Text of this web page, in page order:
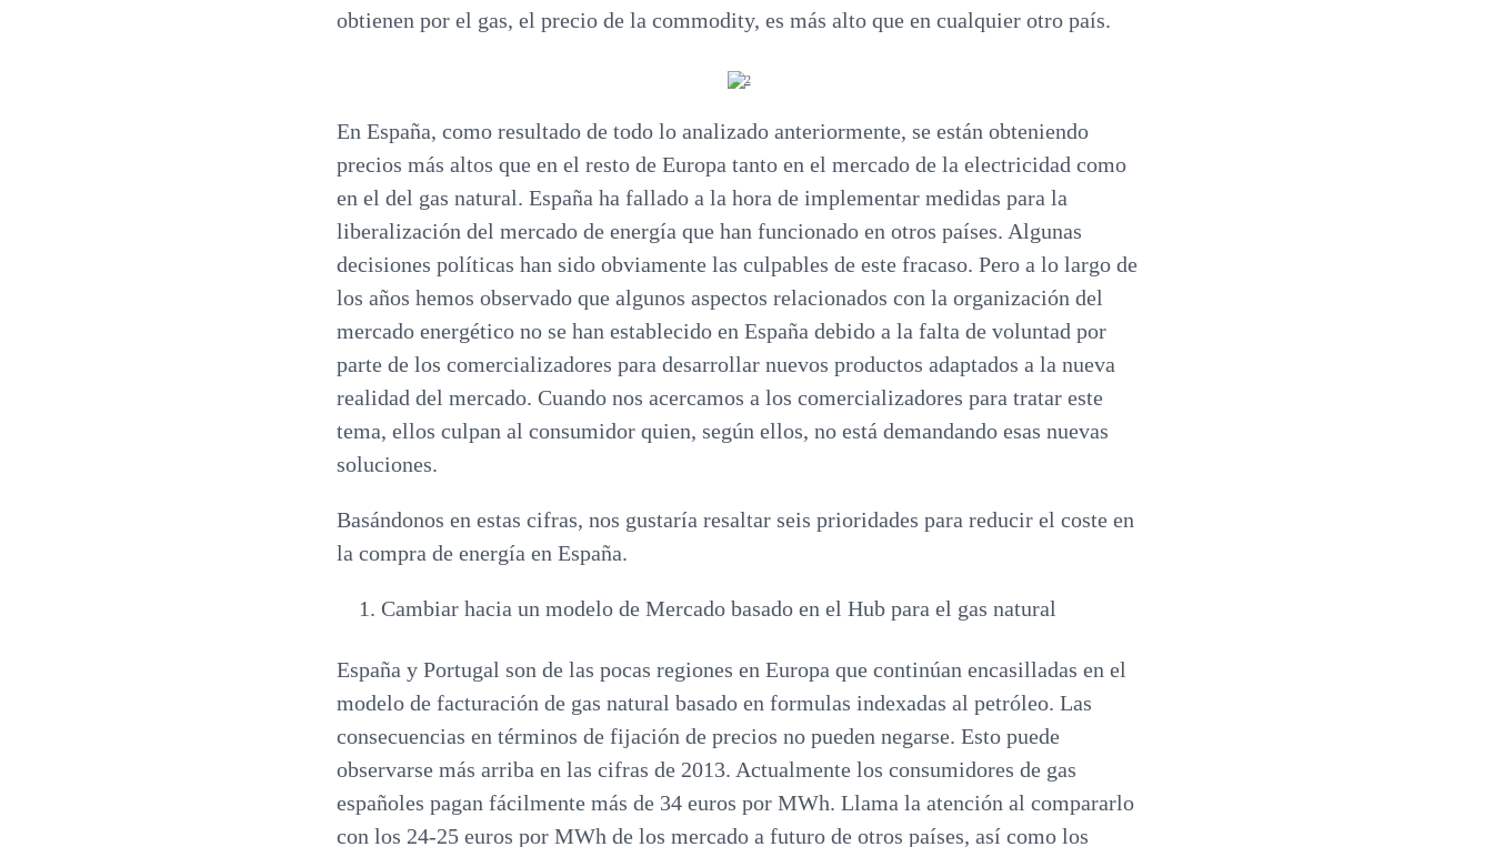
obtienen por el gas, el precio de la commodity, es más alto que en cualquier otro país.
En España, como resultado de todo lo analizado anteriormente, se están obteniendo
precios más altos que en el resto de Europa tanto en el mercado de la electricidad como
en el del gas natural. España ha fallado a la hora de implementar medidas para la
liberalización del mercado de energía que han funcionado en otros países. Algunas
decisiones políticas han sido obviamente las culpables de este fracaso. Pero a lo largo de
los años hemos observado que algunos aspectos relacionados con la organización del
mercado energético no se han establecido en España debido a la falta de voluntad por
parte de los comercializadores para desarrollar nuevos productos adaptados a la nueva
realidad del mercado. Cuando nos acercamos a los comercializadores para tratar este
tema, ellos culpan al consumidor quien, según ellos, no está demandando esas nuevas
soluciones.
Basándonos en estas cifras, nos gustaría resaltar seis prioridades para reducir el coste en
la compra de energía en España.
Cambiar hacia un modelo de Mercado basado en el Hub para el gas natural
España y Portugal son de las pocas regiones en Europa que continúan encasilladas en el
modelo de facturación de gas natural basado en formulas indexadas al petróleo. Las
consecuencias en términos de fijación de precios no pueden negarse. Esto puede
observarse más arriba en las cifras de 2013. Actualmente los consumidores de gas
españoles pagan fácilmente más de 34 euros por MWh. Llama la atención al compararlo
con los 24-25 euros por MWh de los mercado a futuro de otros países, así como los